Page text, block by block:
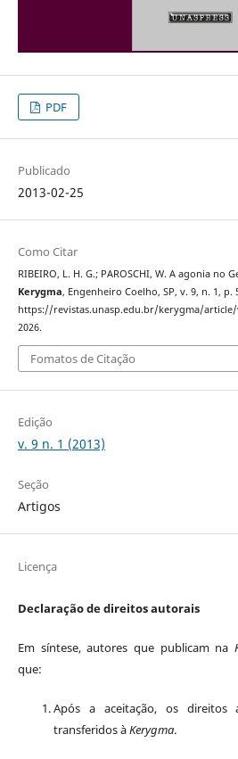
PDF
Publicado
2013-02-25
Como Citar
RIBEIRO, L. H. G.; PAROSCHI, W. A agonia no
Kerygma, Engenheiro Coelho, SP, v. 9, n. 1, p.
https://revistas.unasp.edu.br/kerygma/article/
2026.
Fomatos de Citação
Edição
v. 9 n. 1 (2013)
Seção
Artigos
Licença
Declaração de direitos autorais
Em síntese, autores que publicam na
que:
Após a aceitação, os direitos
transferidos àKerygma.